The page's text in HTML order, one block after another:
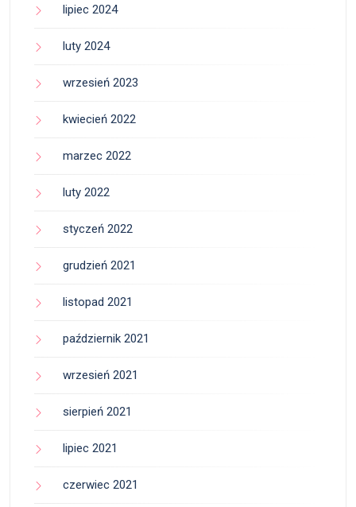
lipiec 2024
luty 2024
wrzesień 2023
kwiecień 2022
marzec 2022
luty 2022
styczeń 2022
grudzień 2021
listopad 2021
październik 2021
wrzesień 2021
sierpień 2021
lipiec 2021
czerwiec 2021